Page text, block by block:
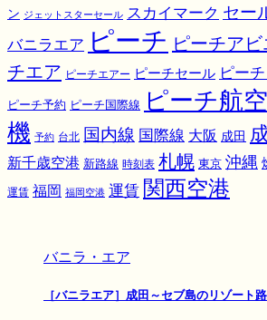
ン ジェットスターセール スカイマーク セー
バニラエア ピーチ ピーチア
チエア ピーチエアー ピーチセール ピー
ピーチ予約 ピーチ国際線 ピーチ航空
機 予約 台北 国内線 国際線 大阪 成田
新千歳空港 新路線 時刻表 札幌 東京 沖縄
運賃 福岡 福岡空港 運賃 関西空港
バニラ・エア
［バニラエア］成田～セブ島のリゾート